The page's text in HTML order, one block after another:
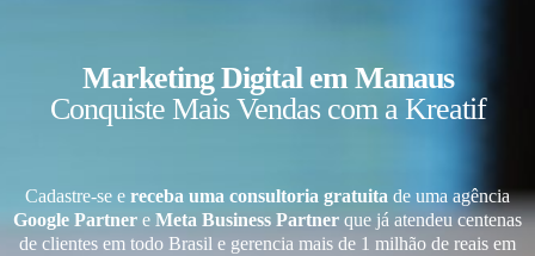
Marketing Digital em Manaus
Conquiste Mais Vendas com a Kreatif
Cadastre-se e receba uma consultoria gratuita de uma agência
Google Partner e Meta Business Partner que já atendeu centenas
de clientes em todo Brasil e gerencia mais de 1 milhão de reais em